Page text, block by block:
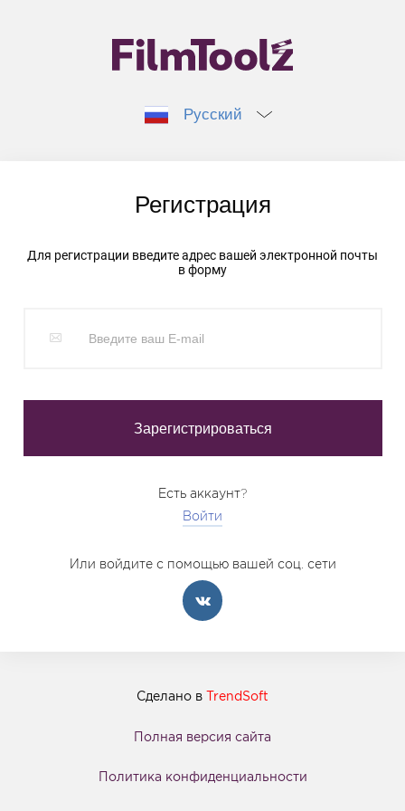
Русский
Регистрация
Для регистрации введите адрес вашей электронной почты
в форму
Есть аккаунт?
Войти
Или войдите с помощью вашей соц. сети
Сделано в TrendSoft
Полная версия сайта
Политика конфиденциальности